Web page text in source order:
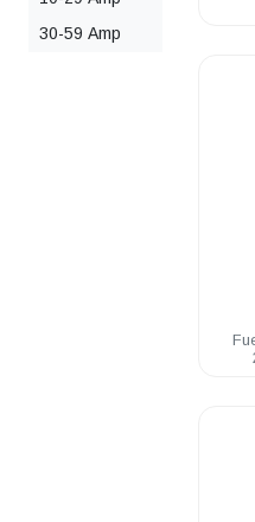
30-59 Amp